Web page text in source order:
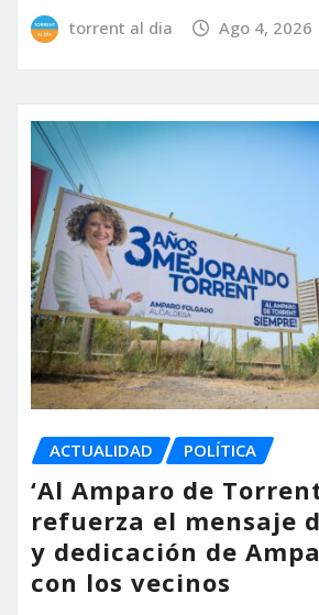
torrent al dia Ago 4, 2026
ACTUALIDAD POLÍTICA
‘Al Amparo de
refuerza el mensaje
y dedicación de
con los vecinos